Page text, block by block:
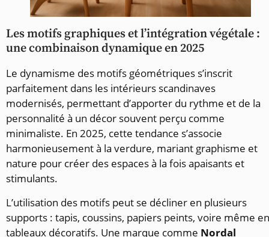
Les motifs graphiques et l’intégration végétale :
une combinaison dynamique en 2025
Le dynamisme des motifs géométriques s’inscrit
parfaitement dans les intérieurs scandinaves
modernisés, permettant d’apporter du rythme et de la
personnalité à un décor souvent perçu comme
minimaliste. En 2025, cette tendance s’associe
harmonieusement à la verdure, mariant graphisme et
nature pour créer des espaces à la fois apaisants et
stimulants.
L’utilisation des motifs peut se décliner en plusieurs
supports : tapis, coussins, papiers peints, voire même en
tableaux décoratifs. Une marque comme Nordal